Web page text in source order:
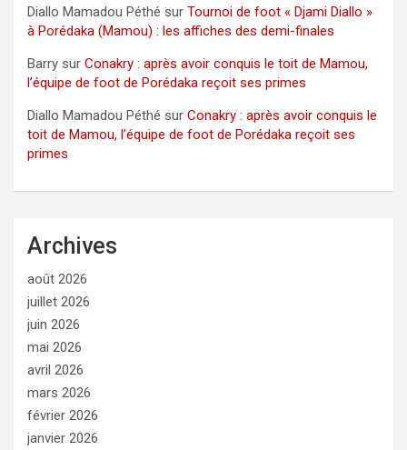
Diallo Mamadou Péthé sur Tournoi de foot « Djami Diallo »
à Porédaka (Mamou) : les affiches des demi-finales
Barry sur Conakry : après avoir conquis le toit de Mamou,
l’équipe de foot de Porédaka reçoit ses primes
Diallo Mamadou Péthé sur Conakry : après avoir conquis le
toit de Mamou, l’équipe de foot de Porédaka reçoit ses
primes
Archives
août 2026
juillet 2026
juin 2026
mai 2026
avril 2026
mars 2026
février 2026
janvier 2026